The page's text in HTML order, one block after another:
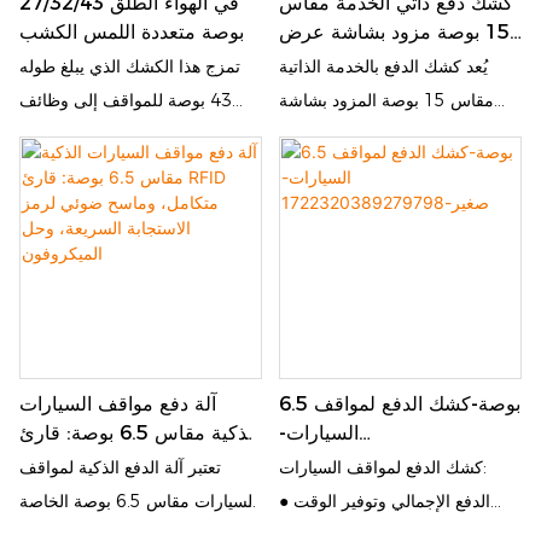
مقاس 15 بوصة إجراء معاملات
فعالة بدون تلامس، بينما تعمل
الشاشة مقاس 43 بوصة كوسيلة
إعلانية جذابة، مما يساعد الشركات
على الوصول إلى جمهور أوسع
وتوليد إيرادات إضافية
بوصة متعددة اللمس الكشب
تمزج هذا الكشك الذي يبلغ طوله
43 بوصة للمواقف إلى وظائف
متعددة اللمس مع لافتات رقمية
مما يجعلها مثالية للتجزئة التجارية
والمساحات العامة
15 بوصة مزود بشاشة عرض
إعلانية مقاس 43 بوصة
يُعد كشك الدفع بالخدمة الذاتية
مقاس 15 بوصة المزود بشاشة
عرض إعلانية مقاس 43 بوصة
عبارة عن آلة متعددة الاستخدامات
وعالية الأداء مصممة لتحسين تجربة
إعلانية كبيرة الحجم وملفتة للنظر.
تتيح الشاشة التي تعمل باللمس
مقاس 15 بوصة إجراء معاملات
فعالة بدون تلامس، بينما تعمل
آلة دفع مواقف السيارات
الذكية مقاس 6.5 بوصة: قارئ
RFID متكامل، وماسح ضوئي
لرمز الاستجابة السريعة، وحل
الميكروفون
تعتبر آلة الدفع الذكية لمواقف
السيارات مقاس 6.5 بوصة الخاصة
6.5 بوصة-كشك الدفع لمواقف
السيارات-
صغير-172232038927979
كشك الدفع لمواقف السيارات:
● الدفع الإجمالي وتوفير الوقت